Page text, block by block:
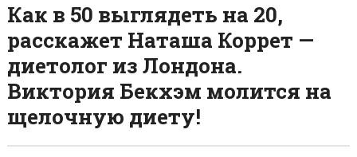
Как в 50 выглядеть на 20,
расскажет Наташа Коррет —
диетолог из Лондона.
Виктория Бекхэм молится на
щелочную диету!